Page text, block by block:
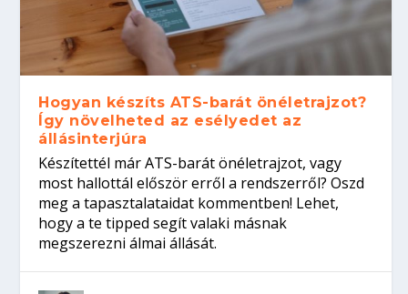
Hogyan készíts ATS-barát önéletrajzot?
Így növelheted az esélyedet az
állásinterjúra
Készítettél már ATS-barát önéletrajzot, vagy
most hallottál először erről a rendszerről? Oszd
meg a tapasztalataidat kommentben! Lehet,
hogy a te tipped segít valaki másnak
megszerezni álmai állását.